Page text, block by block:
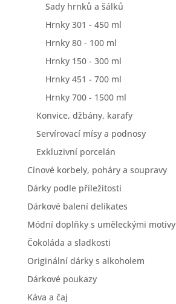
Sady hrnků a šálků
Hrnky 301 - 450 ml
Hrnky 80 - 100 ml
Hrnky 150 - 300 ml
Hrnky 451 - 700 ml
Hrnky 700 - 1500 ml
Konvice, džbány, karafy
Servírovací mísy a podnosy
Exkluzivní porcelán
Cínové korbely, poháry a soupravy
Dárky podle příležitosti
Dárkové balení delikates
Módní doplňky s uměleckými motivy
Čokoláda a sladkosti
Originální dárky s alkoholem
Dárkové poukazy
Káva a čaj